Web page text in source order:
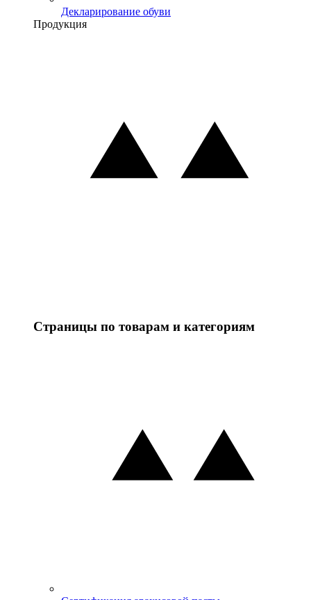
Декларирование обуви
Продукция
Страницы по товарам и категориям